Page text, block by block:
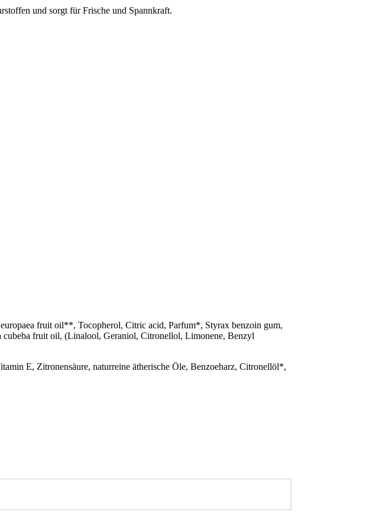
und sorgt für Frische und Spannkraft.
fruit oil**, Tocopherol, Citric acid, Parfum*, Styrax benzoin gum,
fruit oil, (Linalool, Geraniol, Citronellol, Limonene, Benzyl
E, Zitronensäure, naturreine ätherische Öle, Benzoeharz, Citronellöl*,